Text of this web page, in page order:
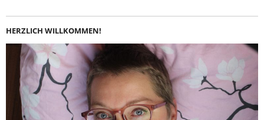
HERZLICH WILLKOMMEN!